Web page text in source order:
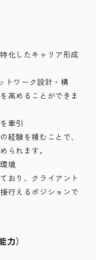
化したキャリア形成
トワーク設計・構
高めることができま
牽引
経験を積むことで、
られます。
境
おり、クライアント
行えるポジションで
）